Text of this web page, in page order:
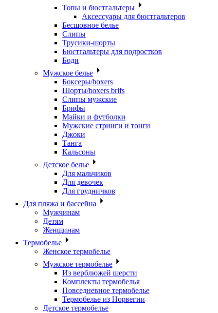
Топы и бюстгальтеры
Аксессуары для бюстгальтеров
Бесшовное белье
Слипы
Трусики-шорты
Бюстгальтеры для подростков
Боди
Мужское белье
Боксеры/boxers
Шорты/boxers brifs
Слипы мужские
Брифы
Майки и футболки
Мужские стринги и тонги
Джоки
Танга
Кальсоны
Детское белье
Для мальчиков
Для девочек
Для грудничков
Для пляжа и бассейна
Мужчинам
Детям
Женщинам
Термобелье
Женское термобелье
Мужское термобелье
Из верблюжей шерсти
Комплекты термобелья
Повседневное термобелье
Термобелье из Норвегии
Детское термобелье